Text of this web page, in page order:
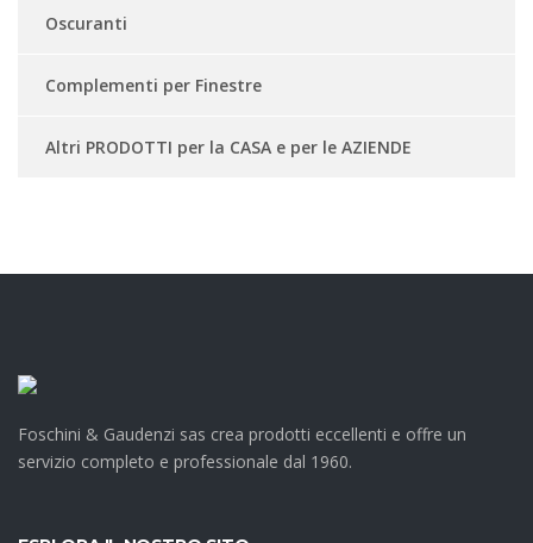
Oscuranti
Complementi per Finestre
Altri PRODOTTI per la CASA e per le AZIENDE
Foschini & Gaudenzi sas crea prodotti eccellenti e offre un
servizio completo e professionale dal 1960.